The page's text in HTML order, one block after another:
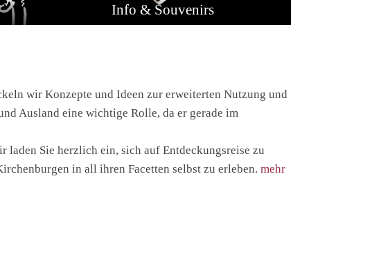
Info & Souvenirs
wir Konzepte und Ideen zur erweiterten Nutzung und
Ausland eine wichtige Rolle, da er gerade im
Sie herzlich ein, sich auf Entdeckungsreise zu
in all ihren Facetten selbst zu erleben. mehr